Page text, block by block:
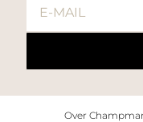
Over